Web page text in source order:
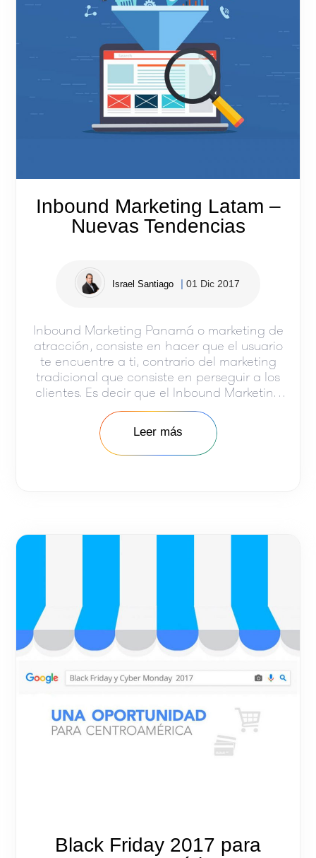
Inbound Marketing Latam –
Nuevas Tendencias
Israel Santiago 01 Dic 2017
Inbound Marketing Panamá o marketing de
atracción, consiste en hacer que el usuario
te encuentre a ti, contrario del marketing
tradicional que consiste en perseguir a los
clientes. Es decir que el Inbound Marketing
no se enfoca directamente en la venta si no
en informar al consumidor. La efectividad de
ésta “técnica” es la construcción de …
Leer más
Black Friday 2017 para